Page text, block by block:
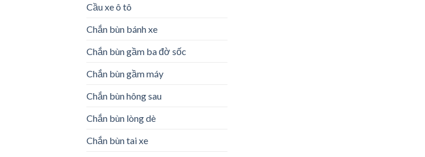
Cầu xe ô tô
Chắn bùn bánh xe
Chắn bùn gầm ba đờ sốc
Chắn bùn gầm máy
Chắn bùn hông sau
Chắn bùn lòng dè
Chắn bùn tai xe